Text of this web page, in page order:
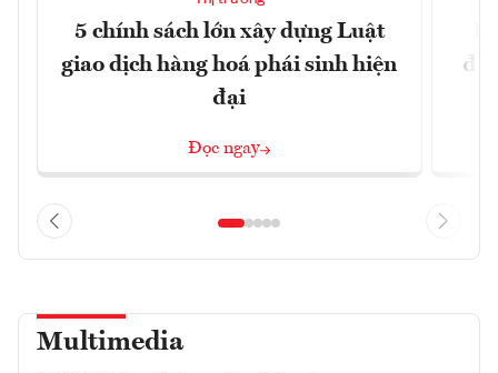
5 chính sách lớn xây dựng Luật
giao dịch hàng hoá phái sinh hiện
đại
Đọc ngay
Multimedia